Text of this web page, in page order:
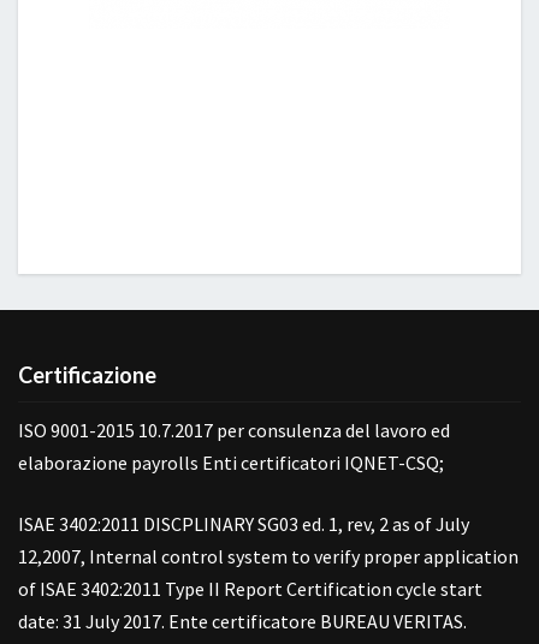
Certificazione
ISO 9001-2015 10.7.2017 per consulenza del lavoro ed
elaborazione payrolls Enti certificatori IQNET-CSQ;
ISAE 3402:2011 DISCPLINARY SG03 ed. 1, rev, 2 as of July
12,2007, Internal control system to verify proper application
of ISAE 3402:2011 Type II Report Certification cycle start
date: 31 July 2017. Ente certificatore BUREAU VERITAS.